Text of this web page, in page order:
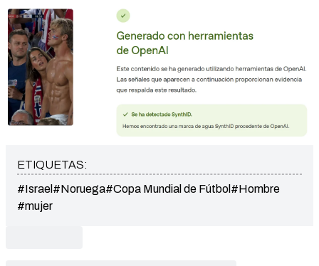
ETIQUETAS:
#Israel #Noruega#Copa Mundial de Fútbol #Hombre
#mujer